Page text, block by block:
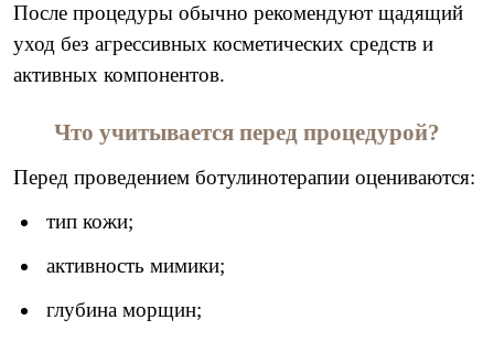
После процедуры обычно рекомендуют щадящий
уход без агрессивных косметических средств и
активных компонентов.
Что учитывается перед процедурой?
Перед проведением ботулинотерапии оцениваются:
тип кожи;
активность мимики;
глубина морщин;